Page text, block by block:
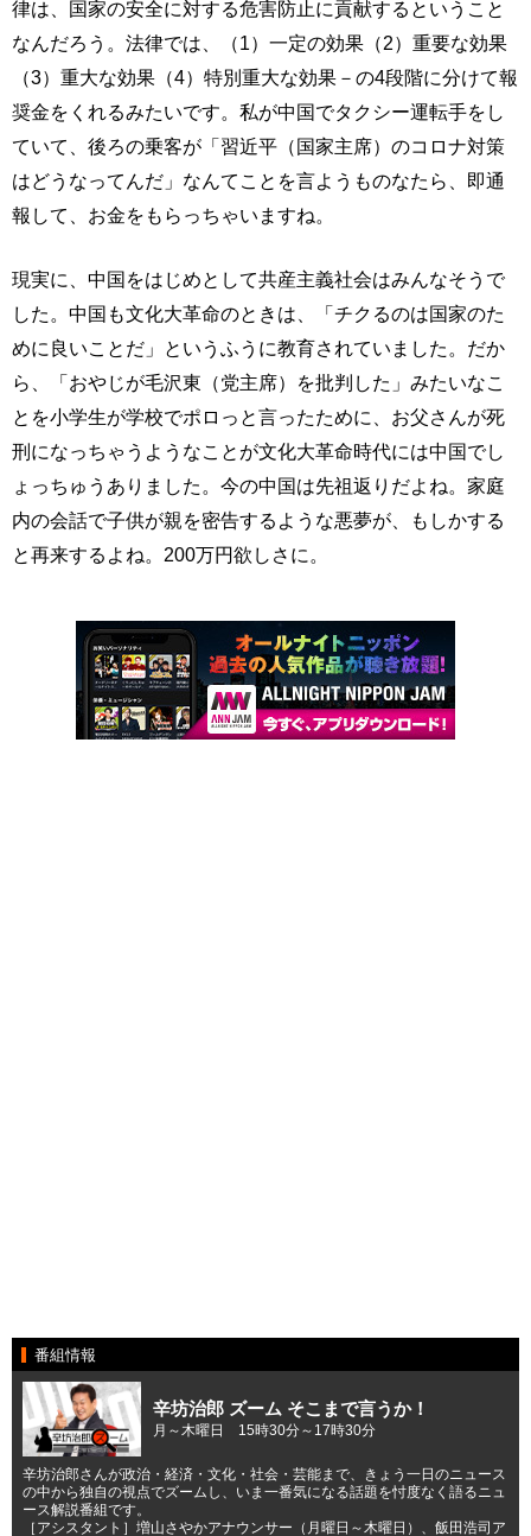
律は、国家の安全に対する危害防止に貢献するということ
なんだろう。法律では、（1）一定の効果（2）重要な効果
（3）重大な効果（4）特別重大な効果－の4段階に分けて報
奨金をくれるみたいです。私が中国でタクシー運転手をし
ていて、後ろの乗客が「習近平（国家主席）のコロナ対策
はどうなってんだ」なんてことを言ようものなたら、即通
報して、お金をもらっちゃいますね。
現実に、中国をはじめとして共産主義社会はみんなそうで
した。中国も文化大革命のときは、「チクるのは国家のた
めに良いことだ」というふうに教育されていました。だか
ら、「おやじが毛沢東（党主席）を批判した」みたいなこ
とを小学生が学校でポロっと言ったために、お父さんが死
刑になっちゃうようなことが文化大革命時代には中国でし
ょっちゅうありました。今の中国は先祖返りだよね。家庭
内の会話で子供が親を密告するような悪夢が、もしかする
と再来するよね。200万円欲しさに。
番組情報
辛坊治郎 ズーム そこまで言うか！
月～木曜日 15時30分～17時30分
辛坊治郎さんが政治・経済・文化・社会・芸能まで、きょう一日のニュース
の中から独自の視点でズームし、いま一番気になる話題を忖度なく語るニュ
ース解説番組です。
［アシスタント］増山さやかアナウンサー（月曜日～木曜日）、飯田浩司ア